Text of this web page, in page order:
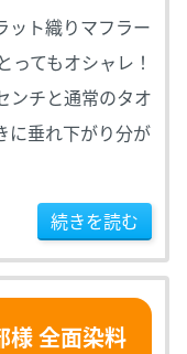
ット織りマフラー
ってもオシャレ！
ンチと通常のタオ
に垂れ下がり分が
続きを読む
様 全面染料